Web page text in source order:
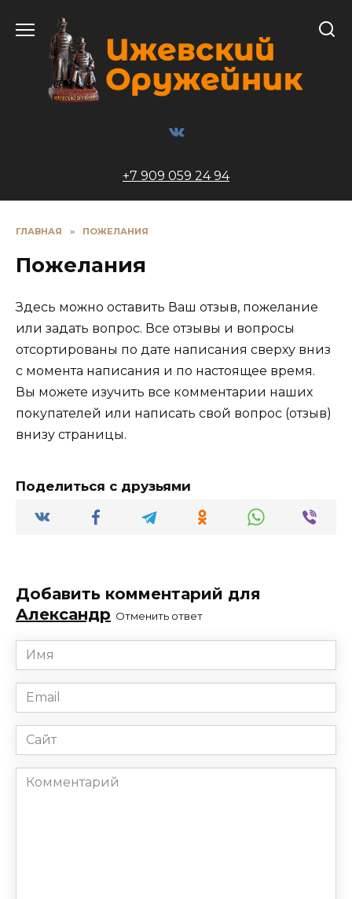
содержанию
+7 909 059 24 94
ГЛАВНАЯ » ПОЖЕЛАНИЯ
Пожелания
Здесь можно оставить Ваш отзыв, пожелание
или задать вопрос. Все отзывы и вопросы
отсортированы по дате написания сверху вниз
с момента написания и по настоящее время.
Вы можете изучить все комментарии наших
покупателей или написать свой вопрос (отзыв)
внизу страницы.
Поделиться с друзьями
Добавить комментарий для
Александр Отменить ответ
Имя
*
Email
*
Сайт
Комментарий